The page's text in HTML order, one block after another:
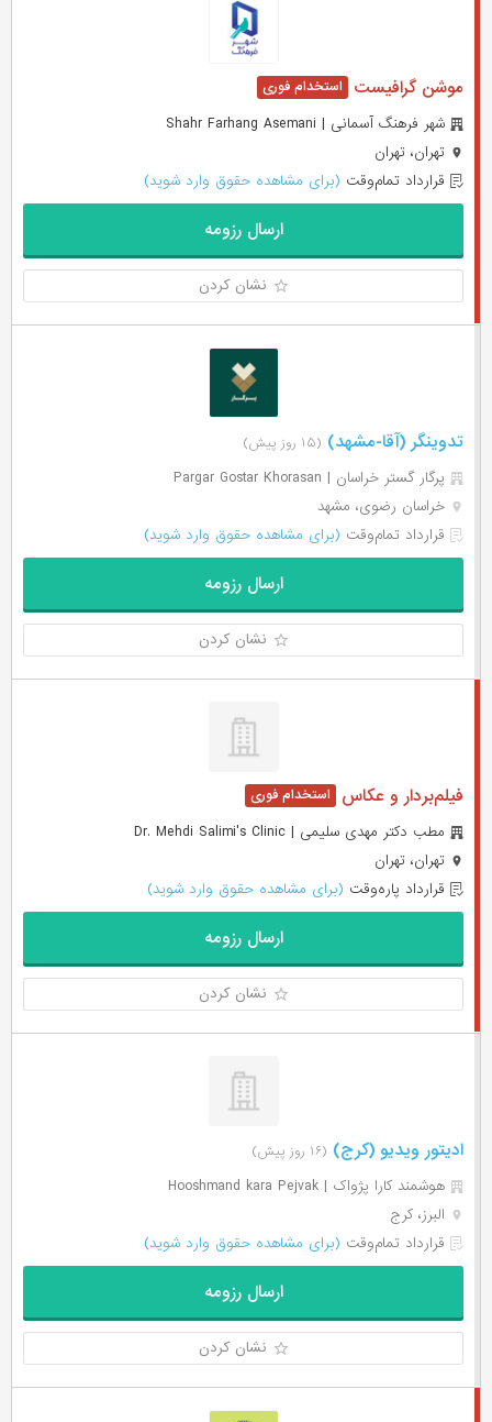
موشن گرافیست
شهر فرهنگ آسمانی | Shahr Farhang Asemani
تهران، تهران
قرارداد تمام‌وقت (برای مشاهده حقوق وارد شوید)
ارسال رزومه
نشان کردن
تدوینگر (آقا-مشهد) (۱۵ روز پیش)
پرگار گستر خراسان | Pargar Gostar Khorasan
خراسان رضوی، مشهد
قرارداد تمام‌وقت (برای مشاهده حقوق وارد شوید)
ارسال رزومه
نشان کردن
فیلم‌بردار و عکاس
مطب دکتر مهدی سلیمی | Dr. Mehdi Salimi's Clinic
تهران، تهران
قرارداد پاره‌وقت (برای مشاهده حقوق وارد شوید)
ارسال رزومه
نشان کردن
ادیتور ویدیو (کرج) (۱۶ روز پیش)
هوشمند کارا پژواک | Hooshmand kara Pejvak
البرز، کرج
قرارداد تمام‌وقت (برای مشاهده حقوق وارد شوید)
ارسال رزومه
نشان کردن